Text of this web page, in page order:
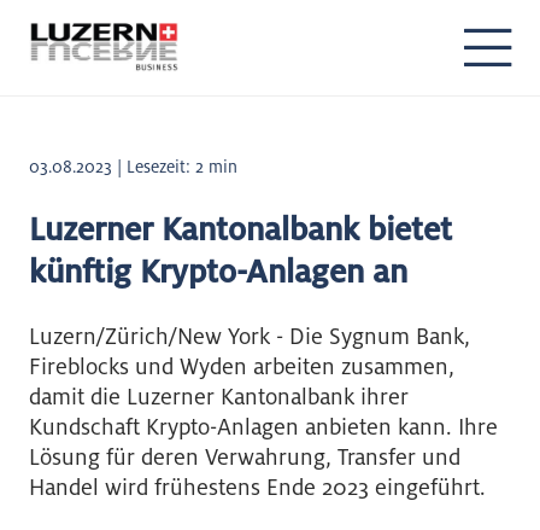
03.08.2023 | Lesezeit: 2 min
Luzerner Kantonalbank bietet
künftig Krypto-Anlagen an
Luzern/Zürich/New York - Die Sygnum Bank,
Fireblocks und Wyden arbeiten zusammen,
damit die Luzerner Kantonalbank ihrer
Kundschaft Krypto-Anlagen anbieten kann. Ihre
Lösung für deren Verwahrung, Transfer und
Handel wird frühestens Ende 2023 eingeführt.